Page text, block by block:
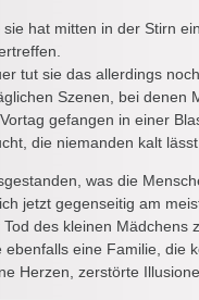
hat mitten in der Stirn
tut sie das allerdings
Szenen, bei denen
gefangen in einer
die niemanden kalt lässt.
was die
jetzt gegenseitig am
des kleinen Mädchens
eine Familie, die
Herzen, zerstörte